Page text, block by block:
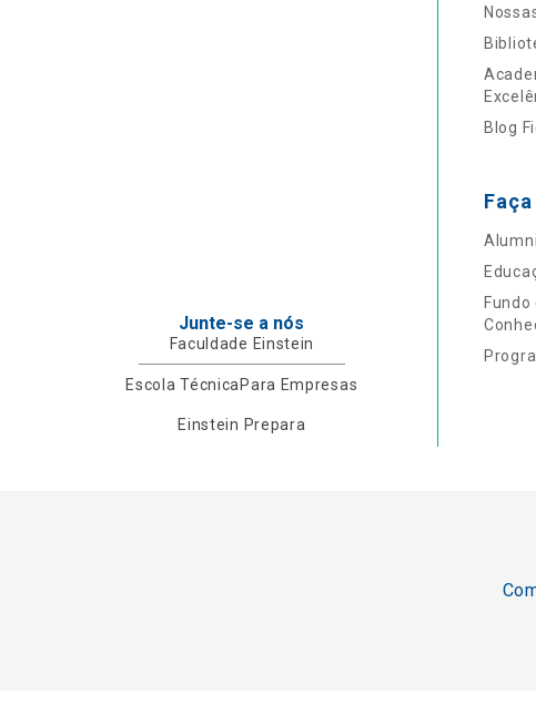
Junte-se a nós
Faculdade Einstein
Escola Técnica Para Empresas
Einstein Prepara
Blog
Alumni